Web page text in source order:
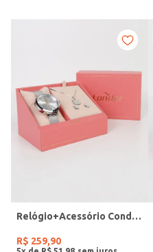
Relógio+Acessório Condor Feminino PRATA
R$ 259,90